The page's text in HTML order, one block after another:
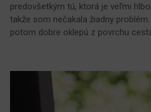
predovšetkým tú, ktorá je veľmi
takže som nečakala žiadny
potom dobre oklepú z povrchu